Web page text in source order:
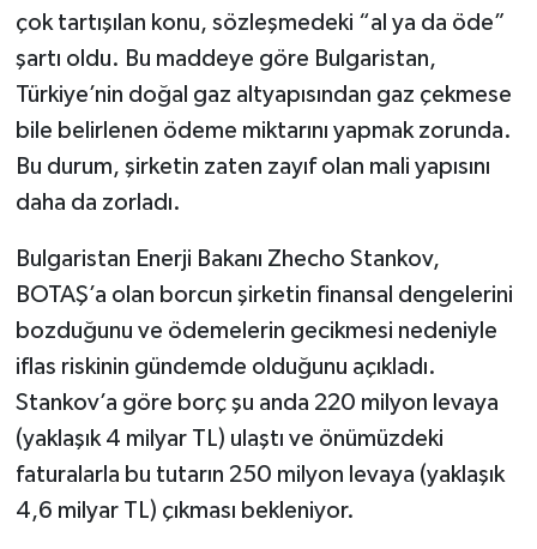
çok tartışılan konu, sözleşmedeki “al ya da öde”
şartı oldu. Bu maddeye göre Bulgaristan,
Türkiye’nin doğal gaz altyapısından gaz çekmese
bile belirlenen ödeme miktarını yapmak zorunda.
Bu durum, şirketin zaten zayıf olan mali yapısını
daha da zorladı.
Bulgaristan Enerji Bakanı Zhecho Stankov,
BOTAŞ’a olan borcun şirketin finansal dengelerini
bozduğunu ve ödemelerin gecikmesi nedeniyle
iflas riskinin gündemde olduğunu açıkladı.
Stankov’a göre borç şu anda 220 milyon levaya
(yaklaşık 4 milyar TL) ulaştı ve önümüzdeki
faturalarla bu tutarın 250 milyon levaya (yaklaşık
4,6 milyar TL) çıkması bekleniyor.